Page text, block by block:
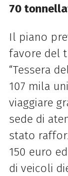
70
Il piano
favore del
“Tessera
107 mila
viaggiare
sede di
stato
150 euro
di veicoli